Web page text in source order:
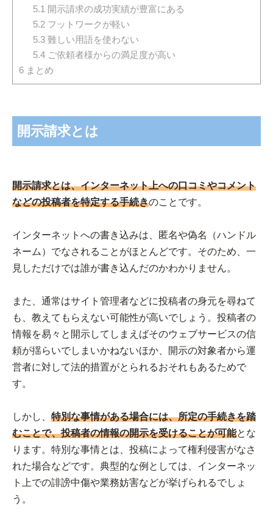
5.1 開示請求の成功実績が豊富にある
5.2フットワークが軽い
5.3難しい用語を使わない
5.4ご依頼者様からの満足度が高い
6 まとめ
開示請求とは
開示請求とは、インターネット上への口コミやコメント
などの投稿者を特定する手続きのことです。
インターネットへの書き込みは、匿名や偽名（ハンドル
ネーム）でなされることがほとんどです。そのため、一
見しただけでは誰が書き込んだのかわかりません。
また、通常はサイト管理者などに投稿者の身元を尋ねて
も、教えてもらえない可能性が高いでしょう。投稿者の
情報を易々と開示してしまえばそのウェブサービスの信
頼が揺らいでしまいかねないほか、開示の対象者から運
営者に対して法的措置がとられるおそれもあるためで
す。
しかし、 特別な事情がある場合には、所定の手続きを踏
むことで、投稿者の情報の開示を受けることが可能とな
ります。特別な事情とは、投稿によって権利侵害がなさ
れた場合などです。典型的な例としては、インターネッ
ト上での誹謗中傷や業務妨害などが挙げられるでしょ
う。